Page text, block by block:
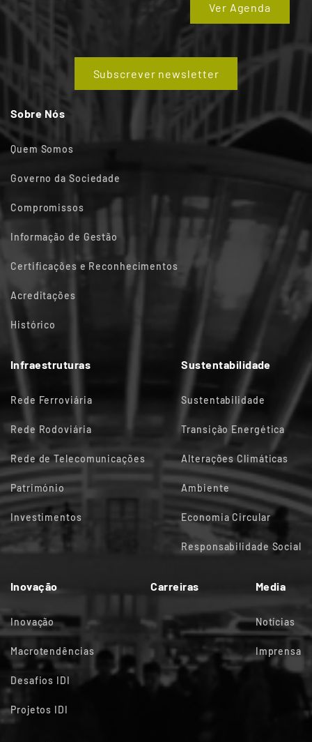
Ver Agenda
Subscrever newsletter
Sobre Nós
Quem Somos
Governo da Sociedade
Compromissos
Informação de Gestão
Certificações e Reconhecimentos
Acreditações
Histórico
Infraestruturas
Rede Ferroviária
Rede Rodoviária
Rede de Telecomunicações
Património
Investimentos
Sustentabilidade
Sustentabilidade
Transição Energética
Alterações Climáticas
Ambiente
Economia Circular
Responsabilidade Social
Inovação
Inovação
Macrotendências
Desafios IDI
Projetos IDI
Carreiras Media
Notícias
Imprensa